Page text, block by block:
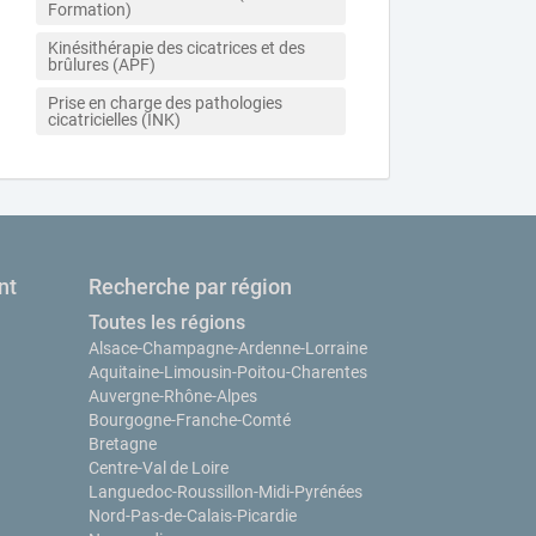
Formation)
Kinésithérapie des cicatrices et des
brûlures (APF)
Prise en charge des pathologies
cicatricielles (INK)
Recherche par région
Toutes les régions
Alsace-Champagne-Ardenne-Lorraine
Aquitaine-Limousin-Poitou-Charentes
Auvergne-Rhône-Alpes
Bourgogne-Franche-Comté
Bretagne
Centre-Val de Loire
Languedoc-Roussillon-Midi-Pyrénées
Nord-Pas-de-Calais-Picardie